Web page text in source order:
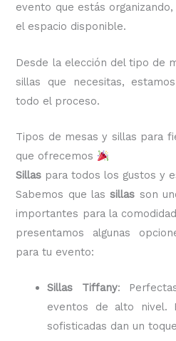
evento que estás
el espacio disponible.
Desde la elección del tipo de
sillas que necesitas,
todo el proceso.
Tipos de mesas y sillas para
que ofrecemos
Sillas para todos los gustos y
Sabemos que lassillas son
importantes para la
presentamos algunas
para tu evento:
Sillas Tiffany:
eventos de alto nivel.
sofisticadas dan un